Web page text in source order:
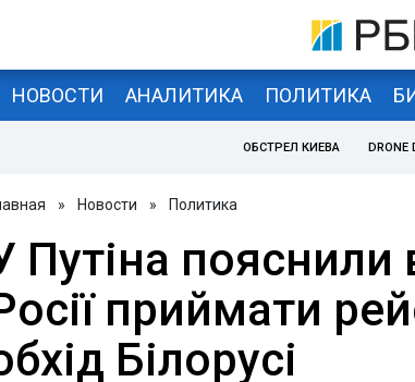
НОВОСТИ АНАЛИТИКА ПОЛИТИКА
ОБСТРЕЛ КИЕВА DRONE
» Новости » Политика
Путіна пояснили
приймати
Білорусі